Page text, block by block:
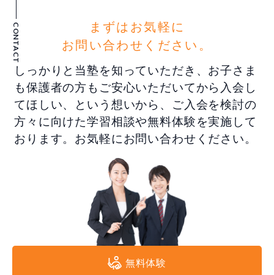
CONTACT
まずはお気軽に
お問い合わせください。
しっかりと当塾を知っていただき、お子さま
も保護者の方もご安心いただいてから入会し
てほしい、という想いから、ご入会を検討の
方々に向けた学習相談や無料体験を実施して
おります。お気軽にお問い合わせください。
無料体験